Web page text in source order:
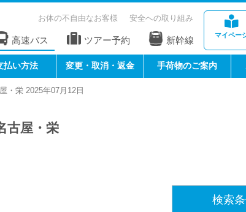
マイペー
お体の不自由なお客様 安全への取り組み
高速バス ツアー予約 新幹線
払い方法 変更・取消・返金 手荷物のご案内
栄 2025年07月12日
屋・栄
検索